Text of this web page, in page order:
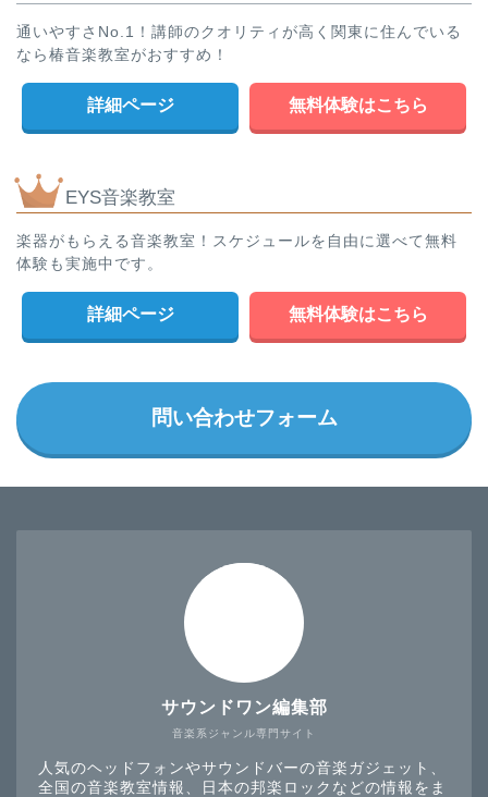
通いやすさNo.1！講師のクオリティが高く関東に住んでいる
なら椿音楽教室がおすすめ！
詳細ページ 無料体験はこちら
EYS音楽教室
楽器がもらえる音楽教室！スケジュールを自由に選べて無料
体験も実施中です。
詳細ページ 無料体験はこちら
問い合わせフォーム
音楽系ジャンル専門サイト
サウンドワン編集部
人気のヘッドフォンやサウンドバーの音楽ガジェット、
全国の音楽教室情報、日本の邦楽ロックなどの情報をま